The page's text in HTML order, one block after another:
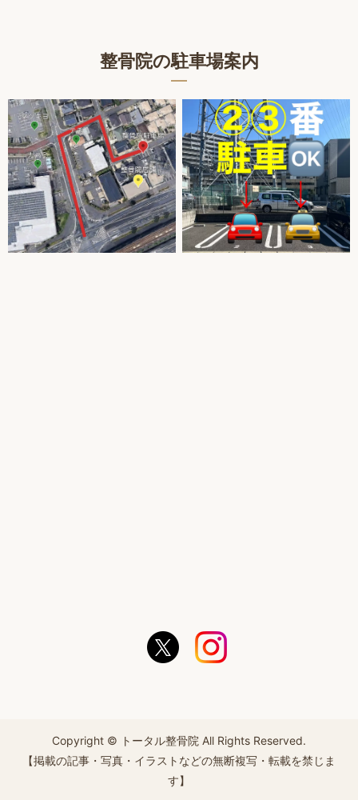
整骨院の駐車場案内
Copyright © トータル整骨院 All Rights Reserved.
【掲載の記事・写真・イラストなどの無断複写・転載を禁じま
す】